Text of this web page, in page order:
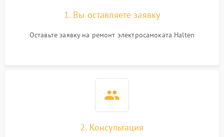
1. Вы оставляете заявку
Оставьте заявку на ремонт электросамоката Halten
2. Консультация